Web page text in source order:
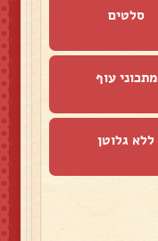
סלטים
מתכוני עוף
ללא גלוטן